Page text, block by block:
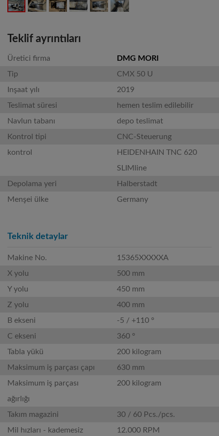
Teklif ayrıntıları
Üretici firma
DMG MORI
Tip
CMX 50 U
Inşaat yılı
2019
Teslimat süresi
hemen teslim edilebilir
Navlun tabanı
depo teslimat
Kontrol tipi
CNC-Steuerung
kontrol
HEIDENHAIN TNC 620
SLIMline
Depolama yeri
Halberstadt
Menşei ülke
Germany
Teknik detaylar
Makine No.
15365XXXXXA
X yolu
500 mm
Y yolu
450 mm
Z yolu
400 mm
B ekseni
-5 / +110 °
C ekseni
360 °
Tabla yükü
200 kilogram
Maksimum iş parçası çapı
630 mm
Maksimum iş parçası
ağırlığı
200 kilogram
Takım magazini
30 / 60 Pcs./pcs.
Mil hızları - kademesiz
12.000 RPM